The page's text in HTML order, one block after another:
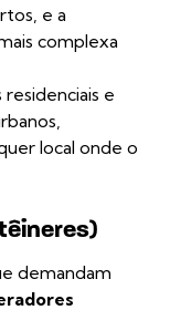
e a
complexa
e
local onde o
demandam